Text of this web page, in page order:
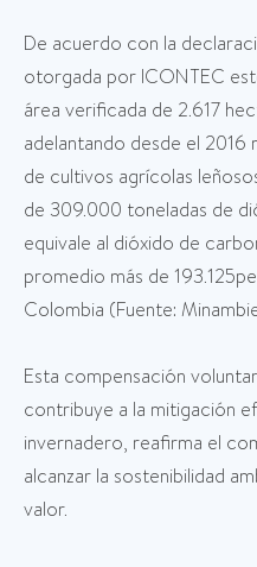
De acuerdo con la
otorgada por ICONTEC
área verificada de 2.617
adelantando desde el
de cultivos agrícolas
de 309.000 toneladas de
equivale al dióxido de
promedio más de
Colombia (Fuente:
Esta compensación
contribuye a la mitigación
invernadero, reafirma el
alcanzar la sostenibilidad
valor.